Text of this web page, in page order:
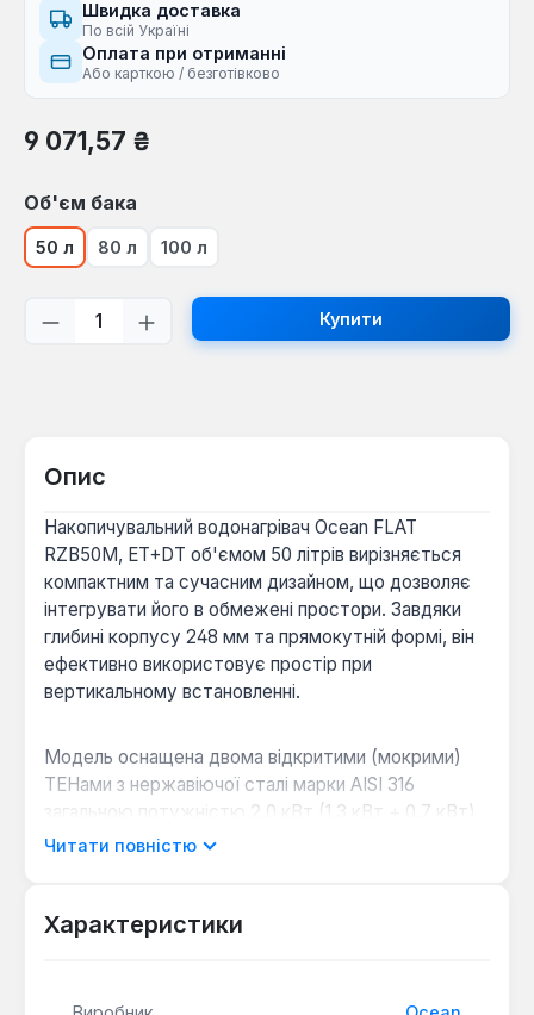
Швидка доставка
По всій Україні
Оплата при отриманні
Або карткою / безготівково
Звичайна ціна:
9 071,57 ₴
Виберіть
Об'єм бака
50 л 80 л 100 л
Кількість товару: Введіть потрібну
Купити
Опис
Накопичувальний водонагрівач Ocean FLAT
RZB50M, ET+DT об'ємом 50 літрів вирізняється
компактним та сучасним дизайном, що дозволяє
інтегрувати його в обмежені простори. Завдяки
глибині корпусу 248 мм та прямокутній формі, він
ефективно використовує простір при
вертикальному встановленні.
Модель оснащена двома відкритими (мокрими)
ТЕНами з нержавіючої сталі марки AISI 316
загальною потужністю 2.0 кВт (1.3 кВт + 0.7 кВт),
що дозволяє обирати режими нагріву: економічний
температури +75 °С. Внутрішній бак виготовлений
забезпечує надійний захист від корозії.
Читати повністю
Характеристики